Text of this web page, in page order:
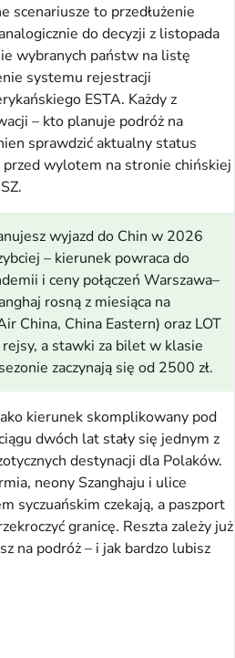
scenariusze to przedłużenie
do decyzji z listopada
wybranych państw na listę
systemu rejestracji
ESTA. Każdy z
– kto planuje podróż na
sprawdzić aktualny status
wylotem na stronie chińskiej
wyjazd do Chin w 2026
– kierunek powraca do
i ceny połączeń Warszawa–
rosną z miesiąca na
China, China Eastern) oraz LOT
a stawki za bilet w klasie
zaczynają się od 2500 zł.
kierunek skomplikowany pod
dwóch lat stały się jednym z
destynacji dla Polaków.
neony Szanghaju i ulice
syczuańskim czekają, a paszport
granicę. Reszta zależy już
na podróż – i jak bardzo lubisz